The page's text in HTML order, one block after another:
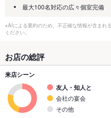
最大100名対応の広々個室完備
※AIによる要約のため、不正確な情報が含まれ
ください。
お店の総評
来店シーン
友人・知人と
会社の宴会
その他